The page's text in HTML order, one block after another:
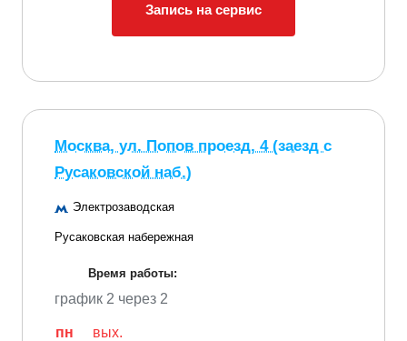
Запись на сервис
Москва, ул. Попов проезд, 4 (заезд с
Русаковской наб.)
Электрозаводская
Русаковская набережная
Время работы:
график 2 через 2
пн
вых.